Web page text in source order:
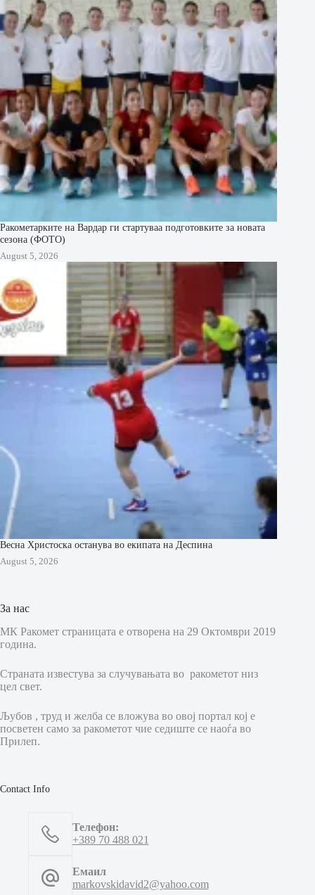
Ракометарките на Вардар ги стартуваа подготовките за новата
сезона (ФОТО)
August 5, 2026
Весна Христоска останува во екипата на Деспина
August 5, 2026
За нас
МК Ракомет страницата е отворена на 29 Октомври 2019
година.
Страната известува за случувањата во ракометот низ
цел свет.
Љубов , труд и желба се вложува во овој портал кој е
посветен само за ракометот чие седиште се наоѓа во
Прилеп.
Contact Info
Телефон:
+389 70 488 021
Емаил
markovskidavid2@yahoo.com